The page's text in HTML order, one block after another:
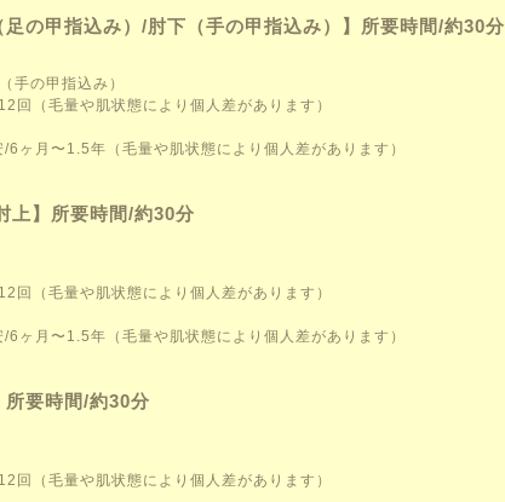
の甲指込み）/肘下（手の甲指込み）】所要時間/約30分
手の甲指込み）
回（毛量や肌状態により個人差があります）
ヶ月〜1.5年（毛量や肌状態により個人差があります）
上】所要時間/約30分
回（毛量や肌状態により個人差があります）
ヶ月〜1.5年（毛量や肌状態により個人差があります）
要時間/約30分
回（毛量や肌状態により個人差があります）